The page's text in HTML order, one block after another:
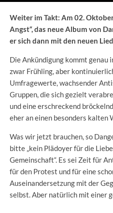
Weiter im Takt: Am 02.
Angst“, das neue Album von
er sich dann mit den neuen
Die Ankündigung kommt genau
zwar Frühling, aber
Umfragewerte, wachsender
Gruppen, die sich gezielt
und eine erschreckend
eher an einen besonders kalten
Was wir jetzt brauchen, so
bitte „kein Plädoyer für die
Gemeinschaft“. Es sei Zeit für
für den Protest und für eine
Auseinandersetzung mit der
selbst. Aber natürlich mit einer